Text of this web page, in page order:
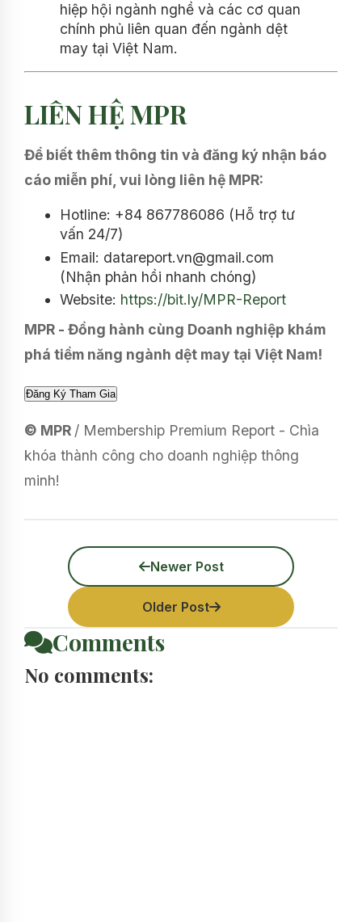
hiệp hội ngành nghề và các cơ quan
chính phủ liên quan đến ngành dệt
may tại Việt Nam.
LIÊN HỆ MPR
Để biết thêm thông tin và đăng ký nhận báo
cáo miễn phí, vui lòng liên hệ MPR:
Hotline: +84 867786086 (Hỗ trợ tư
vấn 24/7)
Email: datareport.vn@gmail.com
(Nhận phản hồi nhanh chóng)
Website: https://bit.ly/MPR-Report
MPR - Đồng hành cùng Doanh nghiệp khám
phá tiềm năng ngành dệt may tại Việt Nam!
© MPR / Membership Premium Report - Chìa
khóa thành công cho doanh nghiệp thông
minh!
Newer Post
Older Post
Comments
No comments: